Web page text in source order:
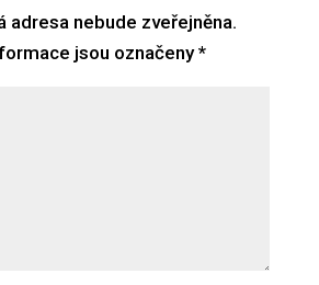
adresa nebude zveřejněna.
jsou označeny*